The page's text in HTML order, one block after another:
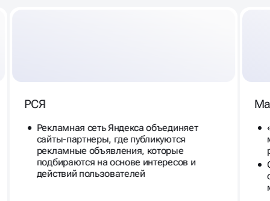
РСЯ
Рекламная сеть Яндекса объединяет
сайты-партнеры, где публикуются
рекламные объявления, которые
подбираются на основе интересов и
действий пользователей